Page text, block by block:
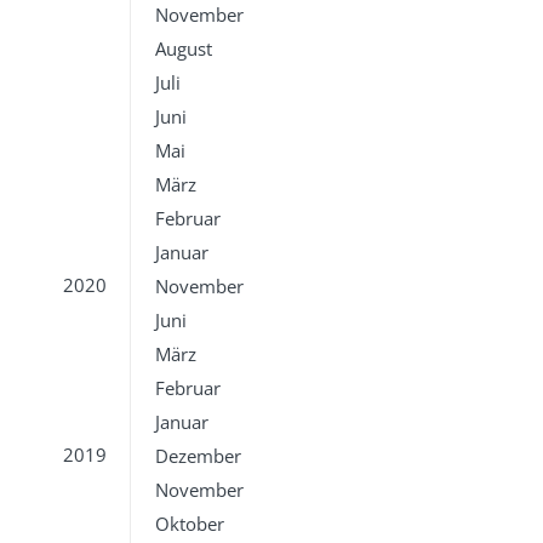
November
August
Juli
Juni
Mai
März
Februar
Januar
2020
November
Juni
März
Februar
Januar
2019
Dezember
November
Oktober